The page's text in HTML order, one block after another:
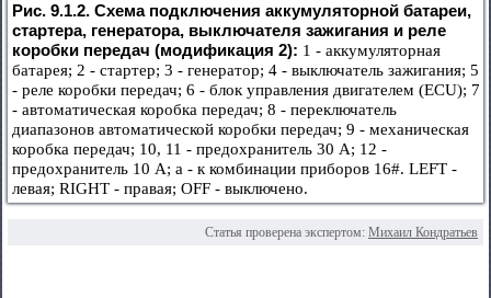
Рис. 9.1.2. Схема подключения аккумуляторной батареи,
стартера, генератора, выключателя зажигания и реле
коробки передач (модификация 2): 1 - аккумуляторная
батарея; 2 - стартер; 3 - генератор; 4 - выключатель зажигания; 5
- реле коробки передач; 6 - блок управления двигателем (ECU); 7
- автоматическая коробка передач; 8 - переключатель
диапазонов автоматической коробки передач; 9 - механическая
коробка передач; 10, 11 - предохранитель 30 А; 12 -
предохранитель 10 А; а - к комбинации приборов 16#. LEFT -
левая; RIGHT - правая; OFF - выключено.
Статья проверена экспертом: Михаил Кондратьев